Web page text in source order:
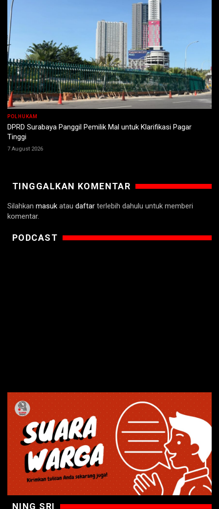
POLHUKAM
DPRD Surabaya Panggil Pemilik Mal untuk Klarifikasi Pagar
Tinggi
7 August 2026
TINGGALKAN KOMENTAR
Silahkan masuk atau daftar terlebih dahulu untuk memberi
komentar.
PODCAST
NING SRI